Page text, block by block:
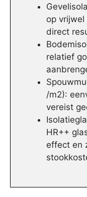
op
direct
relatief
/m2):
vereist
HR++
effect en